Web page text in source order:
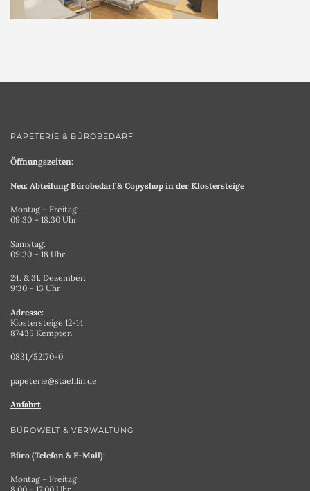
PAPETERIE & BÜROBEDARF
Öffnungszeiten:
Neu: Abteilung Bürobedarf & Copyshop in der Klostersteige
Montag – Freitag:
09:30 – 18.30 Uhr
Samstag:
09:30 – 18 Uhr
24. & 31. Dezember:
9:30 – 13 Uhr
Adresse:
Klostersteige 12-14
87435 Kempten
0831/52170-0
papeterie@staehlin.de
Anfahrt
BÜROWELT & VERWALTUNG
Büro (Telefon & E-Mail):
Montag – Freitag: